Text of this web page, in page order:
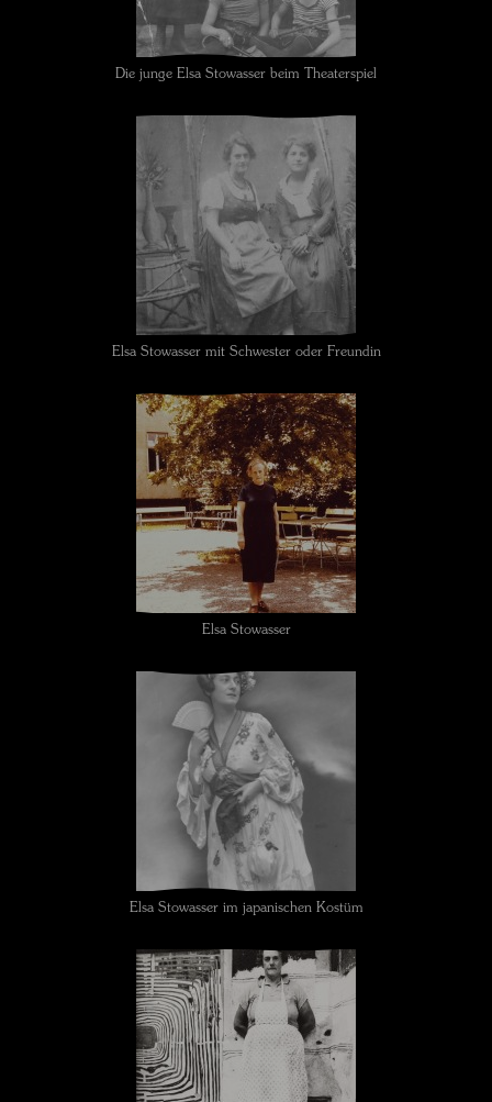
Die junge Elsa Stowasser beim Theaterspiel
Elsa Stowasser mit Schwester oder Freundin
Elsa Stowasser
Elsa Stowasser im japanischen Kostüm